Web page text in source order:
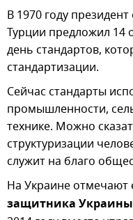
В 1970 году
Турции предложил 14
день стандартов,
стандартизации.
Сейчас стандарты
промышленности,
технике. Можно
структуризации
служит на благо
На Украине
защитника Украины